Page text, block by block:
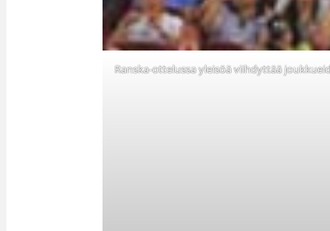
Ranska-ottelussa yleisöä viihdyttää